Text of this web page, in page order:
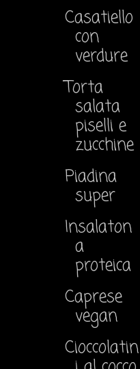
Casatiello
con
verdure
Torta
salata
piselli e
zucchine
Piadina
super
Insalaton
a
proteica
Caprese
vegan
Cioccolatin